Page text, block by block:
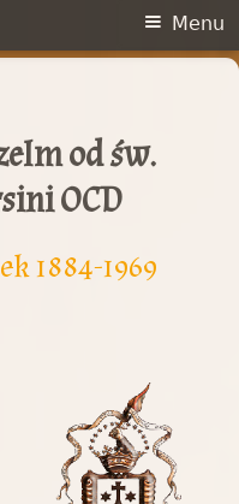
od św.
OCD
1884-1969
Menu